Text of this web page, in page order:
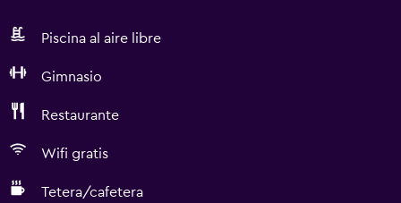
Piscina al aire libre
Gimnasio
Restaurante
Wifi gratis
Tetera/cafetera